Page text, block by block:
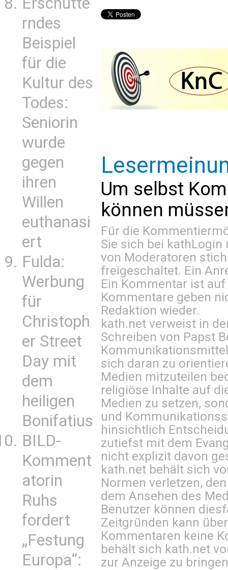
rndes
Beispiel
für die
Kultur des
Todes:
Seniorin
wurde
gegen
ihren
Willen
euthanasi
ert
Fulda:
Werbung
für
Christoph
er Street
Day mit
dem
heiligen
Bonifatius
BILD-
Komment
atorin
Ruhs
fordert
„Festung
Europa“:
Um selbst
können
Für die
Sie sich bei kathLogin
von Moderatoren
freigeschaltet. Ein
Ein Kommentar ist
Kommentare geben
Redaktion wieder.
kath.net verweist in
Schreiben von Papst
sich daran zu
Medien mitzuteilen
religiöse Inhalte auf
Medien zu setzen,
und
hinsichtlich
zutiefst mit dem
nicht explizit davon
kath.net behält sich
Normen verletzen,
dem Ansehen des
Benutzer können
Zeitgründen kann
Kommentaren keine
behält sich kath.net
zur Anzeige zu